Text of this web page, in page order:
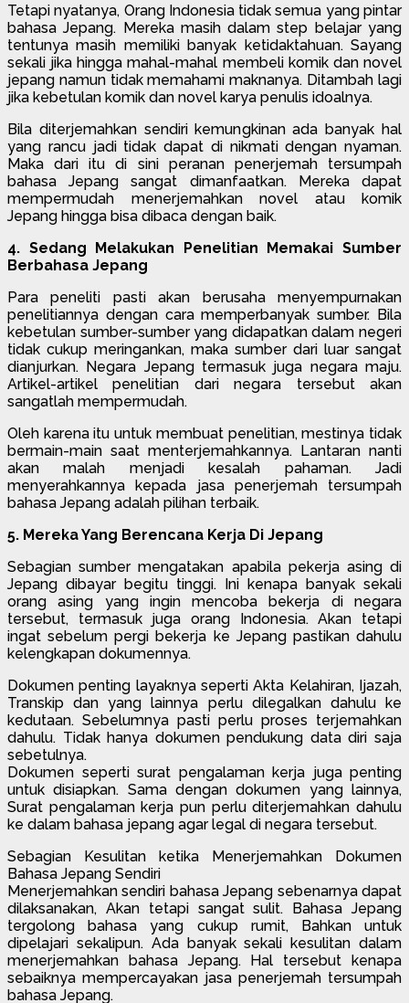
Tetapi nyatanya, Orang Indonesia tidak semua yang pintar
bahasa Jepang. Mereka masih dalam step belajar yang
tentunya masih memiliki banyak ketidaktahuan. Sayang
sekali jika hingga mahal-mahal membeli komik dan novel
jepang namun tidak memahami maknanya. Ditambah lagi
jika kebetulan komik dan novel karya penulis idoalnya.
Bila diterjemahkan sendiri kemungkinan ada banyak hal
yang rancu jadi tidak dapat di nikmati dengan nyaman.
Maka dari itu di sini peranan penerjemah tersumpah
bahasa Jepang sangat dimanfaatkan. Mereka dapat
mempermudah menerjemahkan novel atau komik
Jepang hingga bisa dibaca dengan baik.
4. Sedang Melakukan Penelitian Memakai Sumber
Berbahasa Jepang
Para peneliti pasti akan berusaha menyempurnakan
penelitiannya dengan cara memperbanyak sumber. Bila
kebetulan sumber-sumber yang didapatkan dalam negeri
tidak cukup meringankan, maka sumber dari luar sangat
dianjurkan. Negara Jepang termasuk juga negara maju.
Artikel-artikel penelitian dari negara tersebut akan
sangatlah mempermudah.
Oleh karena itu untuk membuat penelitian, mestinya tidak
bermain-main saat menterjemahkannya. Lantaran nanti
akan malah menjadi kesalah pahaman. Jadi
menyerahkannya kepada jasa penerjemah tersumpah
bahasa Jepang adalah pilihan terbaik.
5. Mereka Yang Berencana Kerja Di Jepang
Sebagian sumber mengatakan apabila pekerja asing di
Jepang dibayar begitu tinggi. Ini kenapa banyak sekali
orang asing yang ingin mencoba bekerja di negara
tersebut, termasuk juga orang Indonesia. Akan tetapi
ingat sebelum pergi bekerja ke Jepang pastikan dahulu
kelengkapan dokumennya.
Dokumen penting layaknya seperti Akta Kelahiran, Ijazah,
Transkip dan yang lainnya perlu dilegalkan dahulu ke
kedutaan. Sebelumnya pasti perlu proses terjemahkan
dahulu. Tidak hanya dokumen pendukung data diri saja
sebetulnya.
Dokumen seperti surat pengalaman kerja juga penting
untuk disiapkan. Sama dengan dokumen yang lainnya,
Surat pengalaman kerja pun perlu diterjemahkan dahulu
ke dalam bahasa jepang agar legal di negara tersebut.
Sebagian Kesulitan ketika Menerjemahkan Dokumen
Bahasa Jepang Sendiri
Menerjemahkan sendiri bahasa Jepang sebenarnya dapat
dilaksanakan, Akan tetapi sangat sulit. Bahasa Jepang
tergolong bahasa yang cukup rumit, Bahkan untuk
dipelajari sekalipun. Ada banyak sekali kesulitan dalam
menerjemahkan bahasa Jepang. Hal tersebut kenapa
sebaiknya mempercayakan jasa penerjemah tersumpah
bahasa Jepang.